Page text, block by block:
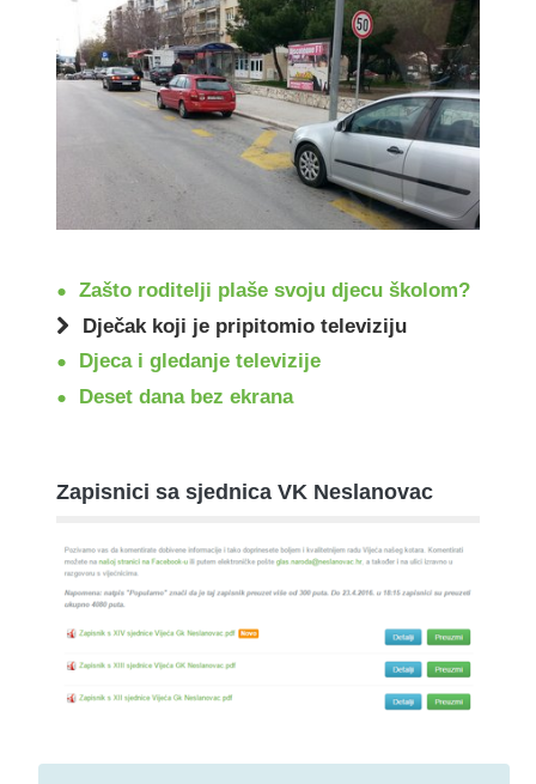
Zašto roditelji plaše svoju djecu školom?
Dječak koji je pripitomio televiziju
Djeca i gledanje televizije
Deset dana bez ekrana
Zapisnici sa sjednica VK Neslanovac